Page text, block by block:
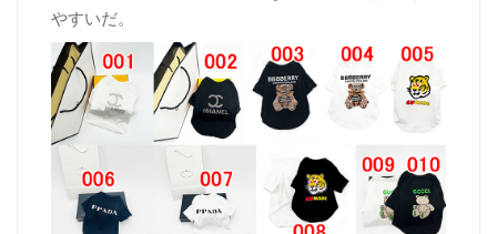
やすいだ。